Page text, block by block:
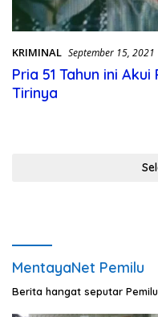
KRIMINAL September 15, 2021
Pria 51 Tahun ini
Tirinya
MentayaNet Pemilu
Berita hangat seputar